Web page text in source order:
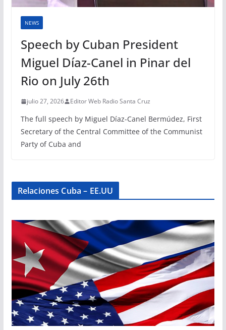
NEWS
Speech by Cuban President
Miguel Díaz-Canel in Pinar del
Rio on July 26th
julio 27, 2026 Editor Web Radio Santa Cruz
The full speech by Miguel Díaz-Canel Bermúdez, First
Secretary of the Central Committee of the Communist
Party of Cuba and
Relaciones Cuba – EE.UU